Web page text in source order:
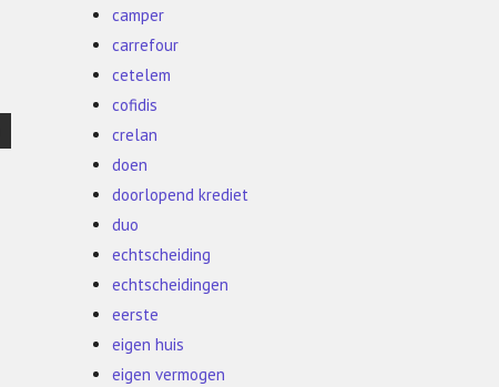
camper
carrefour
cetelem
cofidis
crelan
doen
doorlopend krediet
duo
echtscheiding
echtscheidingen
eerste
eigen huis
eigen vermogen